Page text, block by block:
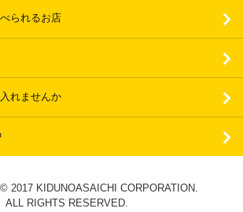
られるお店
れませんか
2017 KIDUNOASAICHI CORPORATION.
ALL RIGHTS RESERVED.